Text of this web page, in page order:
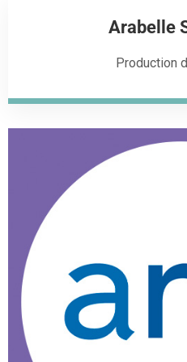
Arabelle
Production